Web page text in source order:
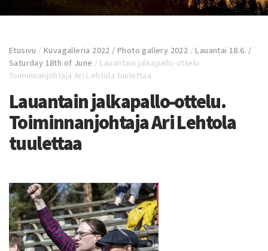
Etusivu /Kuvagalleria 2022 / Photo gallery 2022 /Lauantai 18.6. /
Saturday 18th of June / Lauantain jalkapallo-ottelu.
Toiminnanjohtaja Ari Lehtola tuulettaa
Lauantain jalkapallo-ottelu.
Toiminnanjohtaja Ari Lehtola
tuulettaa